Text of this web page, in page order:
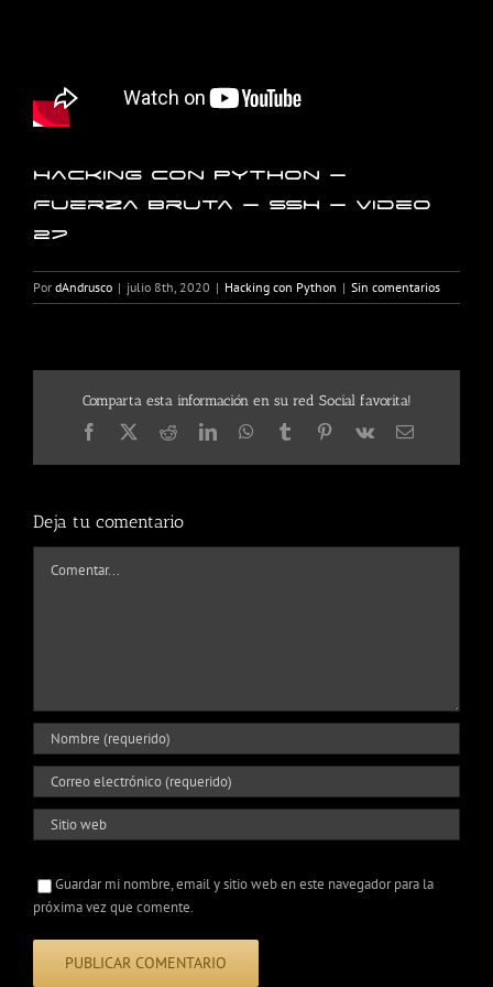
Hacking con Python –
Fuerza Bruta – SSH – Video
27
Por dAndrusco | julio 8th, 2020 | Hacking con Python | Sin comentarios
Comparta esta información en su red Social favorita!
Facebook
X RedditLinkedInWhatsApp
TumblrPinterest
Vk
Correo
Deja tu comentario
Guardar mi nombre, email y sitio web en este navegador para la
próxima vez que comente.